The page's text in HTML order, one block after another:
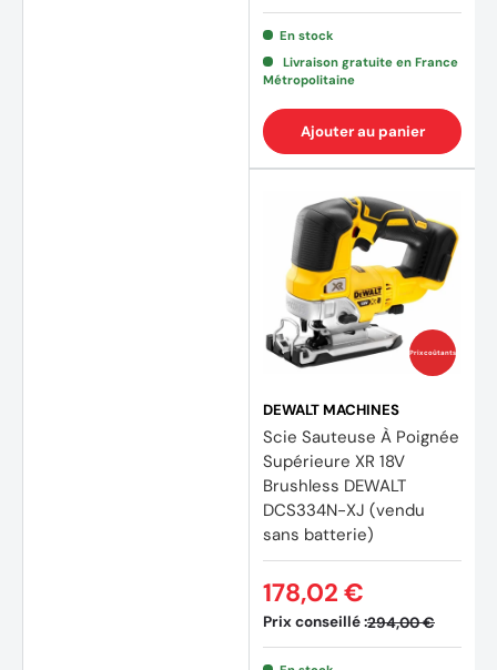
En stock
Livraison gratuite en France
Métropolitaine
Ajouter au panier
Prix coûtants
DEWALT MACHINES
Scie Sauteuse À Poignée
Supérieure XR 18V
Brushless DEWALT
DCS334N-XJ (vendu
sans batterie)
Prix conseillé :294,00 €
178,02 €